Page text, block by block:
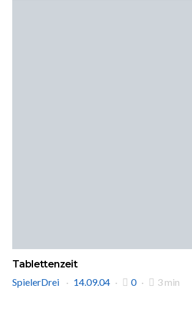
Tablettenzeit
SpielerDrei
14.09.04 0 3 min